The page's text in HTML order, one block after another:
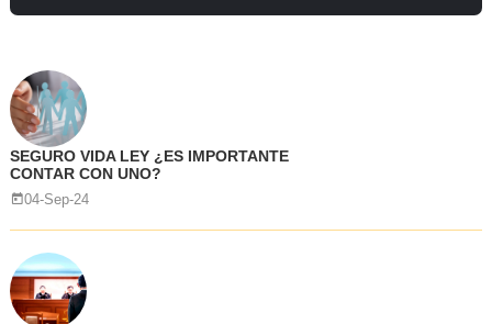
SEGURO VIDA LEY ¿ES IMPORTANTE
CONTAR CON UNO?
04-Sep-24